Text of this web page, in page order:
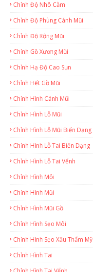
Chỉnh Độ Nhô Cằm
Chỉnh Độ Phùng Cánh Mũi
Chỉnh Độ Rộng Mũi
Chỉnh Gồ Xương Mũi
Chỉnh Hạ Độ Cao Sụn
Chỉnh Hết Gồ Mũi
Chỉnh Hình Cánh Mũi
Chỉnh Hình Lỗ Mũi
Chỉnh Hình Lỗ Mũi Biến Dạng
Chỉnh Hình Lỗ Tai Biến Dạng
Chỉnh Hình Lỗ Tai Vểnh
Chỉnh Hình Môi
Chỉnh Hình Mũi
Chỉnh Hình Mũi Gồ
Chỉnh Hình Sẹo Môi
Chỉnh Hình Sẹo Xấu Thẩm Mỹ
Chỉnh Hình Tai